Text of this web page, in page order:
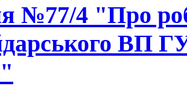
№77/4 "Про
ВП